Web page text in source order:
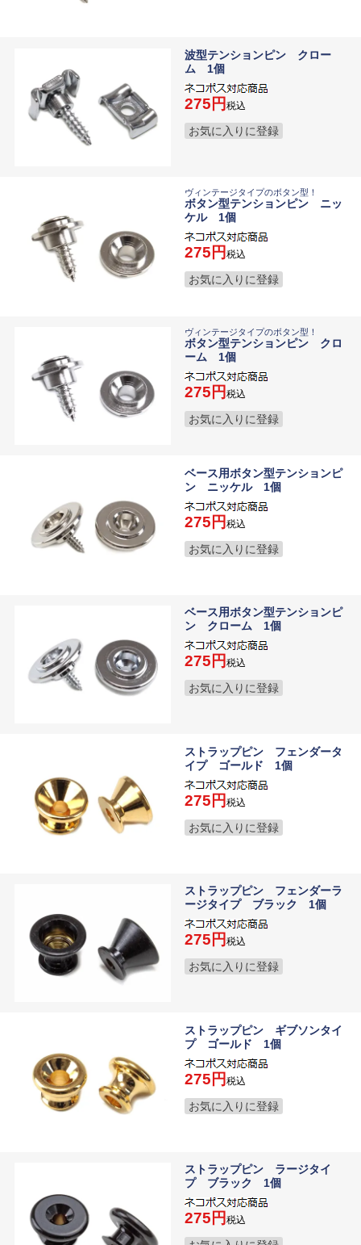
波型テンションピン クロー
ム 1個
275 税込
お気に入りに登録
ヴィンテージタイプのボタン型！
ボタン型テンションピン ニッ
ケル 1個
275 税込
お気に入りに登録
ヴィンテージタイプのボタン型！
ボタン型テンションピン クロ
ーム 1個
275 税込
お気に入りに登録
ベース用ボタン型テンションピ
ン ニッケル 1個
275 税込
お気に入りに登録
ベース用ボタン型テンションピ
ン クローム 1個
275 税込
お気に入りに登録
ストラップピン フェンダータ
イプ ゴールド 1個
275 税込
お気に入りに登録
ストラップピン フェンダーラ
ージタイプ ブラック 1個
275 税込
お気に入りに登録
ストラップピン ギブソンタイ
プ ゴールド 1個
275 税込
お気に入りに登録
ストラップピン ラージタイ
プ ブラック 1個
275 税込